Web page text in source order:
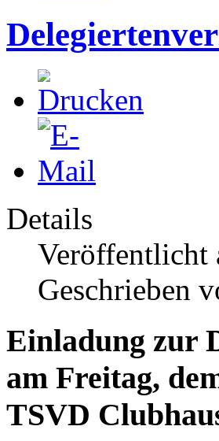
Details
Veröffentlicht
Geschrieben
Einladung zur
am Freitag,
TSVD